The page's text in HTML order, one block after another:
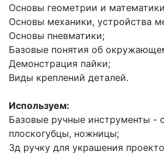
Основы геометрии и
Основы механики, устройства
Основы пневматики;
Базовые понятия об
Демонстрация пайки;
Виды креплений деталей.
Используем:
Базовые ручные инструменты -
плоскогубцы, ножницы;
3д ручку для украшения